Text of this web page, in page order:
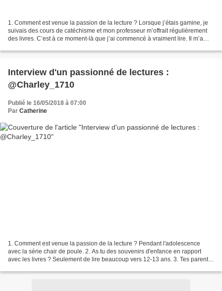
1. Comment est venue la passion de la lecture ? Lorsque j’étais gamine, je
suivais des cours de catéchisme et mon professeur m’offrait régulièrement
des livres. C’est à ce moment-là que j’ai commencé à vraiment lire. Il m’a
Interview d'un passionné de lectures :
@Charley_1710
Publié le 16/05/2018 à 07:00
Par Catherine
1. Comment est venue la passion de la lecture ? Pendant l'adolescence
avec la série chair de poule. 2. As tu des souvenirs d'enfance en rapport
avec les livres ? Seulement de lire beaucoup vers 12-13 ans. 3. Tes parents